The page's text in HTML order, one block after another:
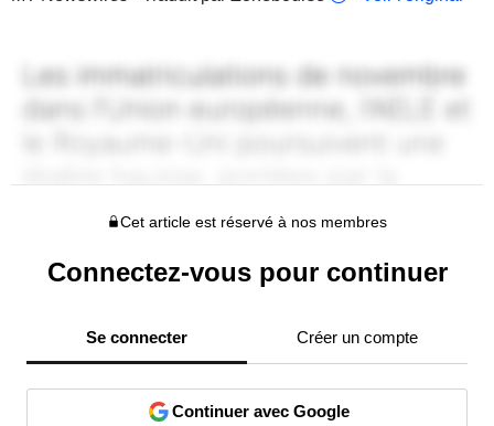
Cet article est réservé à nos membres
Connectez-vous pour continuer
Se connecter Créer un compte
Continuer avec Google